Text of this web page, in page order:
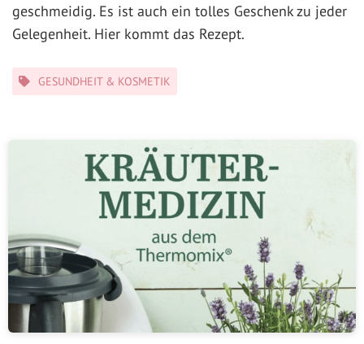
geschmeidig. Es ist auch ein tolles Geschenk zu jeder
Gelegenheit. Hier kommt das Rezept.
Kategorien
GESUNDHEIT & KOSMETIK